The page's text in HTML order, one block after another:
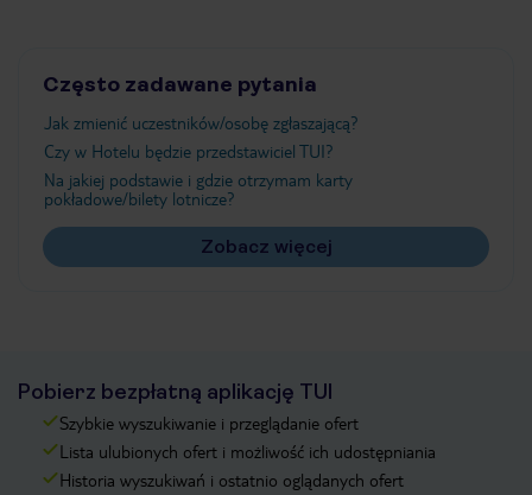
Często zadawane pytania
Jak zmienić uczestników/osobę zgłaszającą?
Czy w Hotelu będzie przedstawiciel TUI?
Na jakiej podstawie i gdzie otrzymam karty
pokładowe/bilety lotnicze?
Zobacz więcej
Pobierz bezpłatną aplikację TUI
Szybkie wyszukiwanie i przeglądanie ofert
Lista ulubionych ofert i możliwość ich udostępniania
Historia wyszukiwań i ostatnio oglądanych ofert